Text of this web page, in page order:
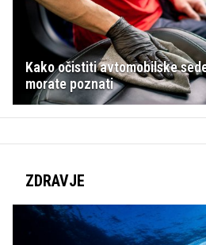
Kako očistiti avtomobilske
morate poznati
ZDRAVJE